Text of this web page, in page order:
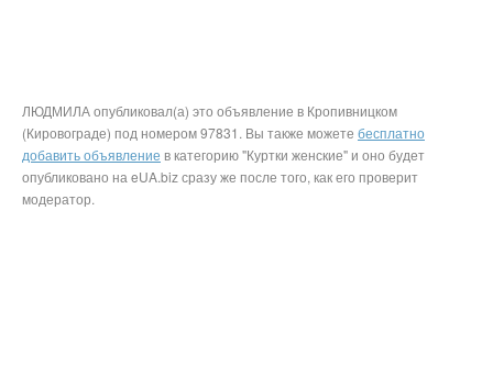
ЛЮДМИЛА опубликовал(а) это объявление в Кропивницком
(Кировограде) под номером 97831. Вы также можете бесплатно
добавить объявление в категорию "Куртки женские" и оно будет
опубликовано на eUA.biz сразу же после того, как его проверит
модератор.